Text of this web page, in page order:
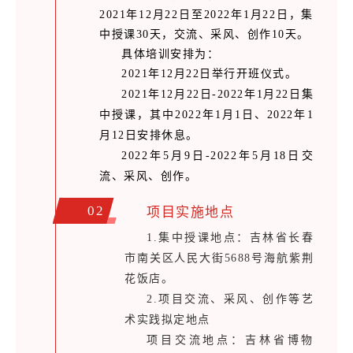
2021年12月22日至2022年1月22日，集
中授课30天，交流、采风、创作10天。
具体培训安排为：
2021年12月22日举行开班仪式。
2021年12月22日-2022年1月22日集
中授课，其中2022年1月1日、2022年1
月12日安排休息。
2022年5月9日-2022年5月18日交
流、采风、创作。
02 项目实施地点
1.集中授课地点：吉林省长春
市南关区人民大街5688号海航紫荆
花饭店。
2.项目交流、采风、创作等艺
术实践拟定地点
项目交流地点：吉林省博物